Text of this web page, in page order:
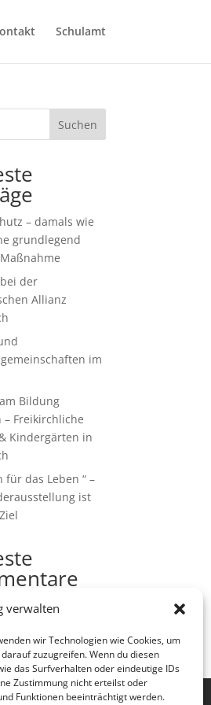
verwalten
wir Technologien wie Cookies, um
zuzugreifen. Wenn du diesen
das Surfverhalten oder eindeutige IDs
Zustimmung nicht erteilst oder
Funktionen beeinträchtigt werden.
Schulamt
Suchen
– damals wie
grundlegend
der
Allianz
im
Bildung
– Freikirchliche
Kindergärten in
für das Leben “ –
ist
Kommentare